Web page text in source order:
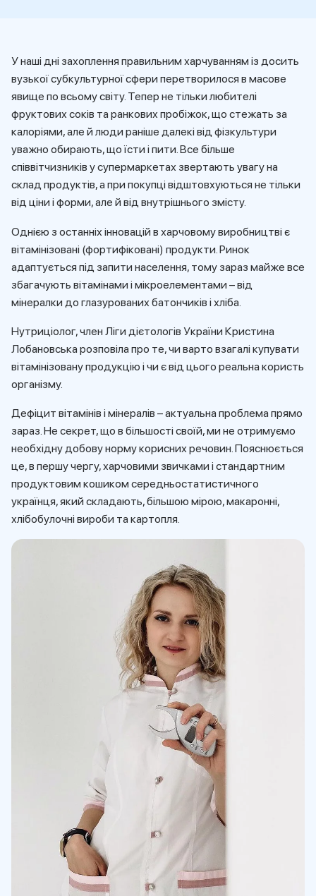
У наші дні захоплення правильним харчуванням із досить
вузької субкультурної сфери перетворилося в масове
явище по всьому світу. Тепер не тільки любителі
фруктових соків та ранкових пробіжок, що стежать за
калоріями, але й люди раніше далекі від фізкультури
уважно обирають, що їсти і пити. Все більше
співвітчизників у супермаркетах звертають увагу на
склад продуктів, а при покупці відштовхуються не тільки
від ціни і форми, але й від внутрішнього змісту.
Однією з останніх інновацій в харчовому виробництві є
вітамінізовані (фортифіковані) продукти. Ринок
адаптується під запити населення, тому зараз майже все
збагачують вітамінами і мікроелементами – від
мінералки до глазурованих батончиків і хліба.
Нутриціолог, член Ліги дієтологів України Кристина
Лобановська розповіла про те, чи варто взагалі купувати
вітамінізовану продукцію і чи є від цього реальна користь
організму.
Дефіцит вітамінів і мінералів – актуальна проблема прямо
зараз. Не секрет, що в більшості своїй, ми не отримуємо
необхідну добову норму корисних речовин. Пояснюється
це, в першу чергу, харчовими звичками і стандартним
продуктовим кошиком середньостатистичного
українця, який складають, більшою мірою, макаронні,
хлібобулочні вироби та картопля.